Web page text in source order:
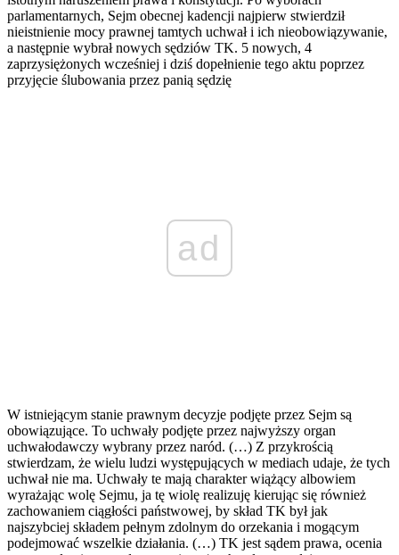
parlamentarnych, Sejm obecnej kadencji najpierw stwierdził
nieistnienie mocy prawnej tamtych uchwał i ich nieobowiązywanie,
a następnie wybrał nowych sędziów TK. 5 nowych, 4
zaprzysiężonych wcześniej i dziś dopełnienie tego aktu poprzez
przyjęcie ślubowania przez panią sędzię
ad
W istniejącym stanie prawnym decyzje podjęte przez Sejm są
obowiązujące. To uchwały podjęte przez najwyższy organ
uchwałodawczy wybrany przez naród. (…) Z przykrością
stwierdzam, że wielu ludzi występujących w mediach udaje, że tych
uchwał nie ma. Uchwały te mają charakter wiążący albowiem
wyrażając wolę Sejmu, ja tę wiolę realizuję kierując się również
zachowaniem ciągłości państwowej, by skład TK był jak
najszybciej składem pełnym zdolnym do orzekania i mogącym
podejmować wszelkie działania. (…) TK jest sądem prawa, ocenia